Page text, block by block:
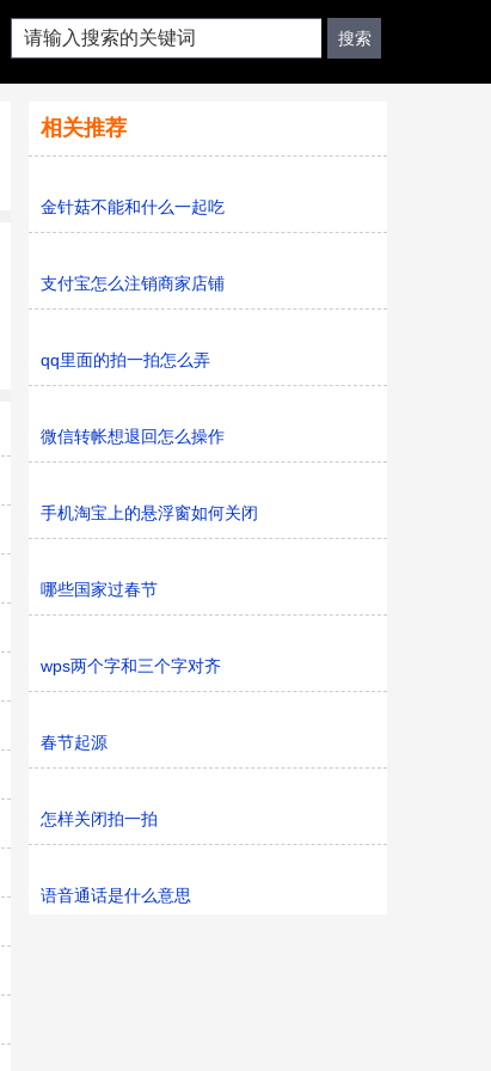
相关推荐
金针菇不能和什么一起吃
支付宝怎么注销商家店铺
qq里面的拍一拍怎么弄
微信转帐想退回怎么操作
手机淘宝上的悬浮窗如何关闭
哪些国家过春节
wps两个字和三个字对齐
春节起源
怎样关闭拍一拍
语音通话是什么意思